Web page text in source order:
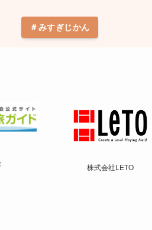
＃みすぎじかん
株式会社LETO